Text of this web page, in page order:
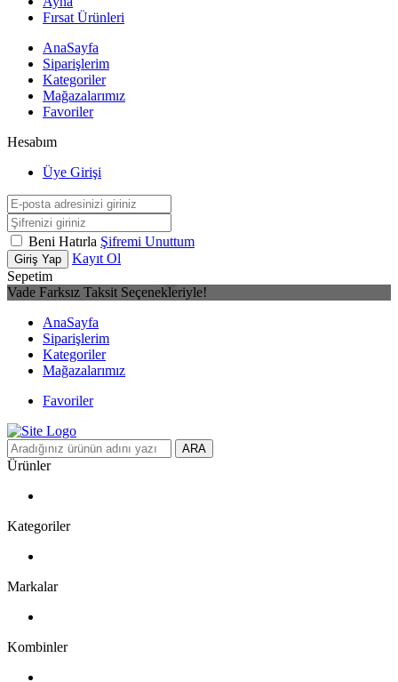
Fırsat Ürünleri
AnaSayfa
Siparişlerim
Kategoriler
Mağazalarımız
Favoriler
Hesabım
Üye Girişi
Beni Hatırla Şifremi Unuttum
Giriş Yap
Kayıt Ol
Sepetim
Vade Farksız Taksit Seçenekleriyle!
AnaSayfa
Siparişlerim
Kategoriler
Mağazalarımız
Favoriler
ARA
Ürünler
Kategoriler
Markalar
Kombinler